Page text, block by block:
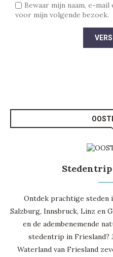
Bewaar mijn naam, e-
voor mijn volgende bezoek.
Ontdek prachtige steden
Salzburg, Innsbruck, Linz en
en de adembenemende
stedentrip in Friesland?
Waterland van Friesland